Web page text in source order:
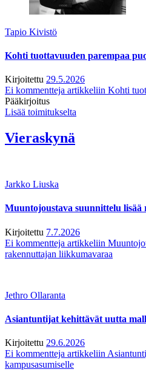
Tapio Kivistö
Kohti tuottavuuden parempaa
Kirjoitettu 29.5.2026
Ei kommentteja artikkeliin Kohti
Pääkirjoitus
Lisää toimitukselta
Vieraskynä
Jarkko Liuska
Muuntojoustava suunnittelu
Kirjoitettu 7.7.2026
Ei kommentteja artikkeliin
rakennuttajan liikkumavaraa
Jethro Ollaranta
Asiantuntijat kehittävät uutta
Kirjoitettu 29.6.2026
Ei kommentteja artikkeliin
kampusasumiselle